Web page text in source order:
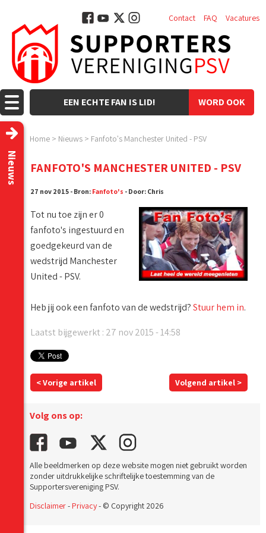
WORD OOK
EEN ECHTE FAN IS LID!
Contact FAQ Vacatures
Home > Nieuws > Fanfoto's Manchester United - PSV
Nieuws FANFOTO'S MANCHESTER UNITED - PSV
27 nov 2015 - Bron: Fanfoto's - Door: Chris
Tot nu toe zijn er 0
fanfoto's ingestuurd en
goedgekeurd van de
wedstrijd Manchester
United - PSV.
Heb jij ook een fanfoto van de wedstrijd?Stuur hem in.
Laatst bijgewerkt : 27 nov 2015 - 14:58
< Vorige artikel Volgend artikel >
Volg ons op:
Alle beeldmerken op deze website mogen niet gebruikt worden
zonder uitdrukkelijke schriftelijke toestemming van de
Supportersvereniging PSV.
Disclaimer-Privacy- © Copyright 2026